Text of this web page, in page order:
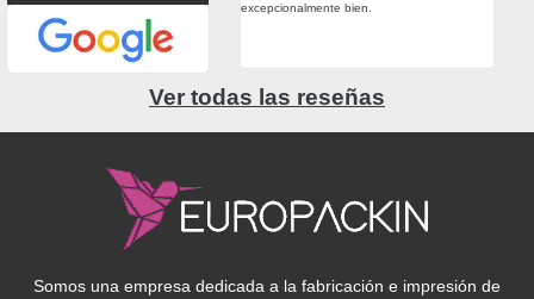
a tiempo. Precio, calidad, atención,
Muy contentos con ellos.
excepcionalmente bien.
Ver todas las reseñas
Somos una empresa dedicada a la fabricación e impresión de